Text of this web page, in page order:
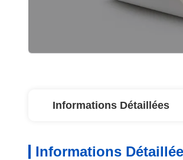
Informations Détaillées
Informations